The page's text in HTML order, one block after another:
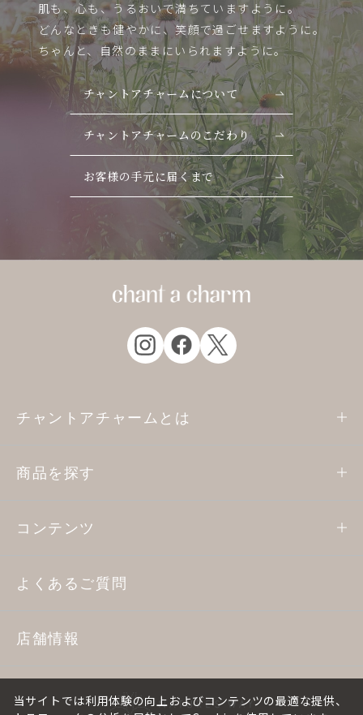
肌も、心も、うるおいで満ちていますように。
どんなときも健やかに、笑顔で過ごせますように。
ちゃんと、自然のままにいられますように。
チャントアチャームについて
チャントアチャームのこだわり
お客様の手元に届くまで
チャントアチャームとは
商品を探す
コンテンツ
よくあるご質問
店舗情報
当サイトでは利用体験の向上およびコンテンツの最適な提供、